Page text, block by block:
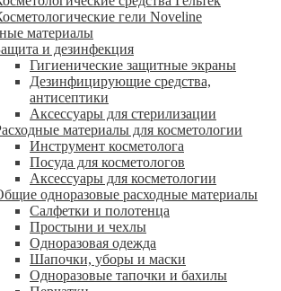
гели Noveline
материалы
и дезинфекция
Гигиенические защитные экраны
Дезинфицирующие средства,
антисептики
Аксессуары для стерилизации
материалы для косметологии
Инструмент косметолога
Посуда для косметологов
Аксессуары для косметологии
одноразовые расходные материалы
Салфетки и полотенца
Простыни и чехлы
Одноразовая одежда
Шапочки, уборы и маски
Одноразовые тапочки и бахилы